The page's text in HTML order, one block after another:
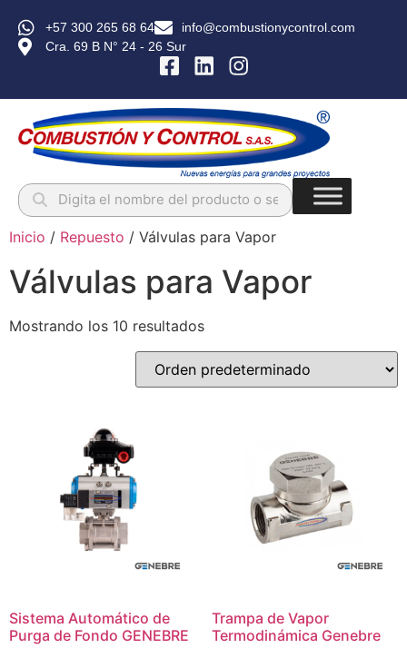
+57 300 265 68 64
info@combustionycontrol.com
Cra. 69 B N° 24 - 26 Sur
Inicio / Repuesto / Válvulas para Vapor
Válvulas para Vapor
Mostrando los 10 resultados
Sistema Automático de
Purga de Fondo GENEBRE
Trampa de Vapor
Termodinámica Genebre